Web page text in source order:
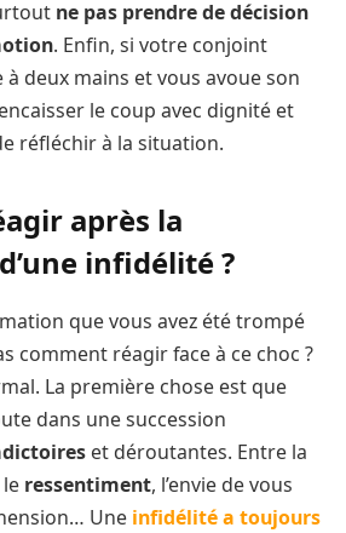
ne pas prendre de décision
. Enfin, si votre conjoint
deux mains et vous avoue son
le coup avec dignité et
réfléchir à la situation.
après la
infidélité ?
que vous avez été trompé
comment réagir face à ce choc ?
La première chose est que
dans une succession
et déroutantes. Entre la
le ressentiment, l’envie de vous
Une infidélité a toujours